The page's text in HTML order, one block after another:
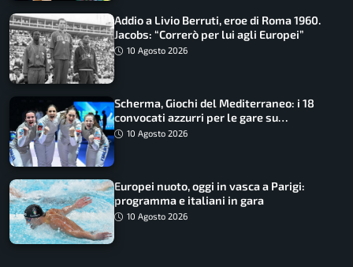
Addio a Livio Berruti, eroe di Roma 1960.
Jacobs: “Correrò per lui agli Europei”
10 Agosto 2026
Scherma, Giochi del Mediterraneo: i 18
convocati azzurri per le gare su
SportFaceTV
10 Agosto 2026
Europei nuoto, oggi in vasca a Parigi:
programma e italiani in gara
10 Agosto 2026